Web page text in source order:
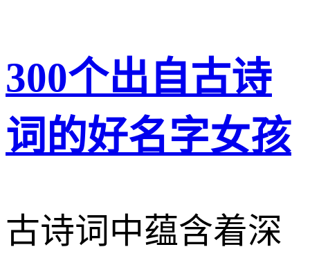
300个出自古诗
词的好名字女孩
古诗词中蕴含着深